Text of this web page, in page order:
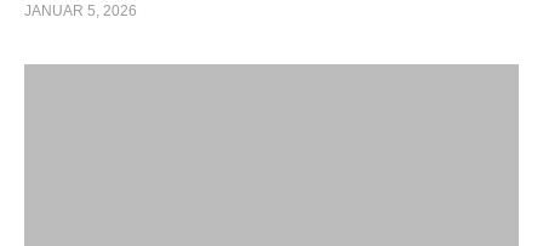
JANUAR 5, 2026